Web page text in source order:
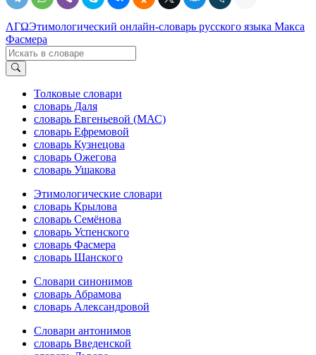
ΛΓΩЭтимологический онлайн-словарь русского языка Макса
Фасмера
Толковые словари
словарь Даля
словарь Евгеньевой (МАС)
словарь Ефремовой
словарь Кузнецова
словарь Ожегова
словарь Ушакова
Этимологические словари
словарь Крылова
словарь Семёнова
словарь Успенского
словарь Фасмера
словарь Шанского
Словари синонимов
словарь Абрамова
словарь Александровой
Словари антонимов
словарь Введенской